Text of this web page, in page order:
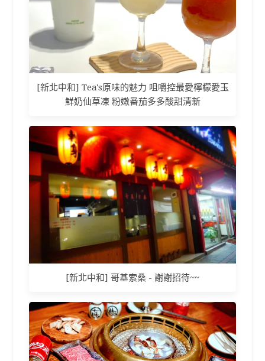
[新北中和] Tea's原味的魅力 咀嚼控最愛檸檬愛玉
鮮奶仙草凍 粉嫩番茄多多酸甜清新
[新北中和] 哥基索桑 - 謝謝招待~~